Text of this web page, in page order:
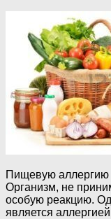
Пищевую аллергию
Организм, не
особую реакцию.
является